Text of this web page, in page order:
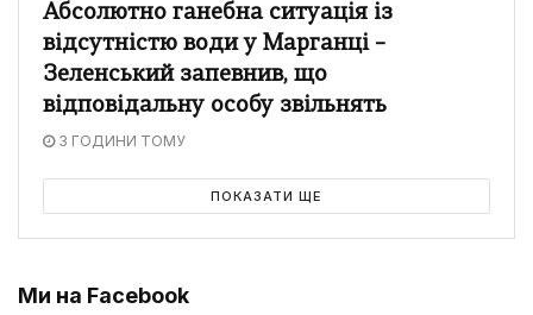
Абсолютно ганебна ситуація із
відсутністю води у Марганці –
Зеленський запевнив, що
відповідальну особу звільнять
3 ГОДИНИ ТОМУ
ПОКАЗАТИ ЩЕ
Ми на Facebook